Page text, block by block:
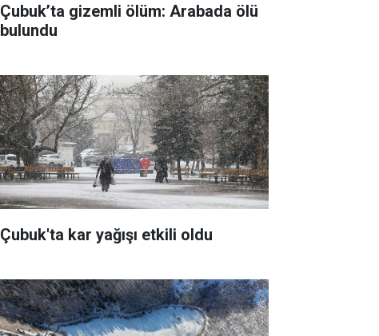
Çubuk’ta gizemli ölüm: Arabada ölü
bulundu
Çubuk'ta kar yağışı etkili oldu